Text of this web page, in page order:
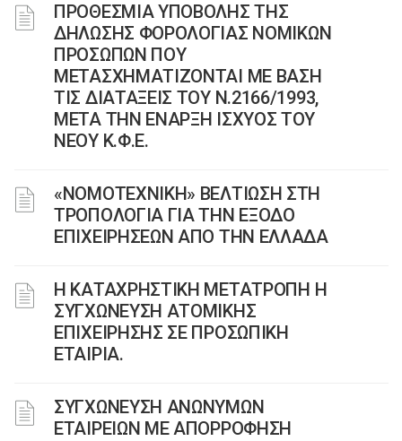
ΠΡΟΘΕΣΜΙΑ ΥΠΟΒΟΛΗΣ ΤΗΣ
ΔΗΛΩΣΗΣ ΦΟΡΟΛΟΓΙΑΣ ΝΟΜΙΚΩΝ
ΠΡΟΣΩΠΩΝ ΠΟΥ
ΜΕΤΑΣΧΗΜΑΤΙΖΟΝΤΑΙ ΜΕ ΒΑΣΗ
ΤΙΣ ΔΙΑΤΑΞΕΙΣ ΤΟΥ Ν.2166/1993,
ΜΕΤΑ ΤΗΝ ΕΝΑΡΞΗ ΙΣΧΥΟΣ ΤΟΥ
ΝΕΟΥ Κ.Φ.Ε.
«ΝΟΜΟΤΕΧΝΙΚΗ» ΒΕΛΤΙΩΣΗ ΣΤΗ
ΤΡΟΠΟΛΟΓΙΑ ΓΙΑ ΤΗΝ ΕΞΟΔΟ
ΕΠΙΧΕΙΡΗΣΕΩΝ ΑΠΟ ΤΗΝ ΕΛΛΑΔΑ
Η ΚΑΤΑΧΡΗΣΤΙΚΗ ΜΕΤΑΤΡΟΠΗ Η
ΣΥΓΧΩΝΕΥΣΗ ΑΤΟΜΙΚΗΣ
ΕΠΙΧΕΙΡΗΣΗΣ ΣΕ ΠΡΟΣΩΠΙΚΗ
ΕΤΑΙΡΙΑ.
ΣΥΓΧΩΝΕΥΣΗ ΑΝΩΝΥΜΩΝ
ΕΤΑΙΡΕΙΩΝ ΜΕ ΑΠΟΡΡΟΦΗΣΗ